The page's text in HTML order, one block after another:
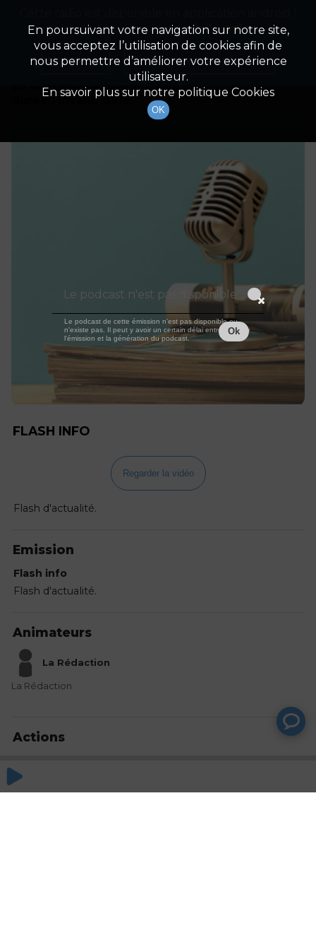
Détails De L'épisode
23 août 2023
à 13h59
durée : Invalid date
FLASH INFO
Regarder la vidéo
Flash d'actualité.
Emission
Flash info
Flash d'actualité.
Animateurs
La Rédaction
La Rédaction
Actions
En poursuivant votre navigation sur notre site,
vous acceptez l’utilisation de cookies afin de
nous permettre d’améliorer votre expérience
utilisateur.
En savoir plus sur notre politique Cookies
OK
Appuyez ci-dessous pour l'installer.
Non merci Télécharger l'application
Le podcast n'est pas disponible
Le podcast de cette émission n'est pas disponible ou
n'existe pas. Il peut y avoir un certain délai entre la fin de
l'émission et la génération du podcast.
Ok